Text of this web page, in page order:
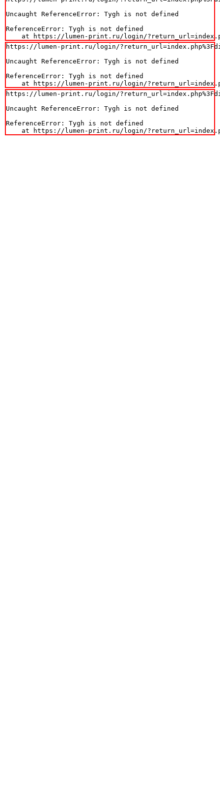
Uncaught ReferenceError: Tygh is not defined
ReferenceError: Tygh is not defined
at https://lumen-print.ru/login/
https://lumen-print.ru/login/
Uncaught ReferenceError: Tygh is not defined
ReferenceError: Tygh is not defined
at https://lumen-print.ru/login/
https://lumen-print.ru/login/
Uncaught ReferenceError: Tygh is not defined
ReferenceError: Tygh is not defined
at https://lumen-print.ru/login/